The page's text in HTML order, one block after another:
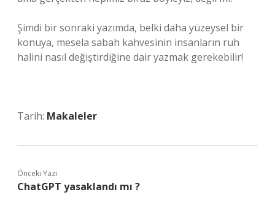
Şimdi bir sonraki yazımda, belki daha yüzeysel bir
konuya, mesela sabah kahvesinin insanların ruh
halini nasıl değiştirdiğine dair yazmak gerekebilir!
Tarih: Makaleler
Önceki Yazı
ChatGPT yasaklandı mı ?